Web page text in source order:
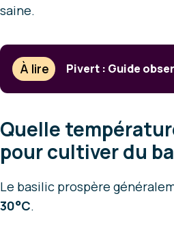
saine.
À lire Pivert : Guide
Quelle
pour cultiver du
Le basilic prospère
30°C.